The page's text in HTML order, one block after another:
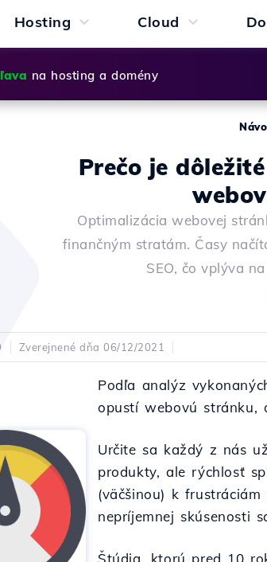
Hosting Cloud
na hosting a domény
Prečo je
Optimalizácia webovej
finančným stratám. Časy
SEO, čo vplýva
Zverejnené dňa 06/12/2021
Podľa analýz
opustí webovú stránku,
Určite sa každý z nás
produkty, ale rýchlosť
(väčšinou) k
nepríjemnej skúsenosti
Štúdia, ktorú pred 10